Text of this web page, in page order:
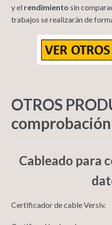
y el rendimiento sin
trabajos se realizarán de
OTROS
Cableado para
Certificador de cable Versiv.